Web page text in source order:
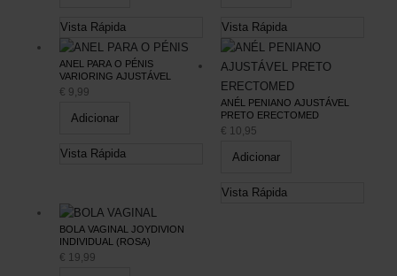
Vista Rápida Vista Rápida
ANEL PARA O PÉNIS
VARIORING AJUSTÁVEL
€ 9,99
Adicionar
Vista Rápida
ANÉL PENIANO AJUSTÁVEL
PRETO ERECTOMED
€ 10,95
Adicionar
Vista Rápida
BOLA VAGINAL JOYDIVION
INDIVIDUAL (ROSA)
€ 19,99